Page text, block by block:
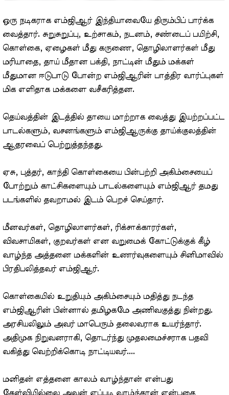
ஒரு நடிகராக எம்ஜிஆர் இந்தியாவையே திரும்பிப் பார்க்க
வைத்தார். சுறுசுறுப்பு, உற்சாகம், நடனம், சண்டைப் பயிற்சி,
கொள்கை, ஏழைகள் மீது கருணை, தொழிலாளர்கள் மீது
மரியாதை, தாய் மீதான பக்தி, நாட்டின் மீதும் மக்கள்
மீதுமான ஈடுபாடு போன்ற எம்ஜிஆரின் பாத்திர வார்ப்புகள்
மிக எளிதாக மக்களை வசீகரித்தன.
தெய்வத்தின் இடத்தில் தாயை மாற்றாக வைத்து இயற்றப்பட்ட
பாடல்களும், வசனங்களும் எம்ஜிஆருக்கு தாய்க்குலத்தின்
ஆதரவைப் பெற்றுத்தந்தது.
ஏசு, புத்தர், காந்தி கொள்கையை பின்பற்றி அகிம்சையைப்
போற்றும் காட்சிகளையும் பாடல்களையும் எம்ஜிஆர் தமது
படங்களில் தவறாமல் இடம் பெறச் செய்தார்.
மீனவர்கள், தொழிலாளர்கள், ரிக்சாக்காரர்கள்,
விவசாயிகள், குறவர்கள் என வறுமைக் கோட்டுக்குக் கீழ்
வாழ்ந்த அத்தனை மக்களின் உணர்வுகளையும் சினிமாவில்
பிரதிபலித்தவர் எம்ஜிஆர்.
கொள்கையில் உறுதியும் அகிம்சையும் மதித்து நடந்த
எம்ஜிஆரின் பின்னால் தமிழகமே அணிவகுத்து நின்றது.
அரசியலிலும் அவர் மாபெரும் தலைவராக உயர்ந்தார்.
அதிமுக நிறுவனராகி, தொடர்ந்து முதலமைச்சராக பதவி
வகித்து வெற்றிக்கொடி நாட்டியவர்....
மனிதன் எத்தனை காலம் வாழ்ந்தான் என்பது
கேள்வியில்லை அவன் எப்படி வாழ்ந்தான் என்பதை